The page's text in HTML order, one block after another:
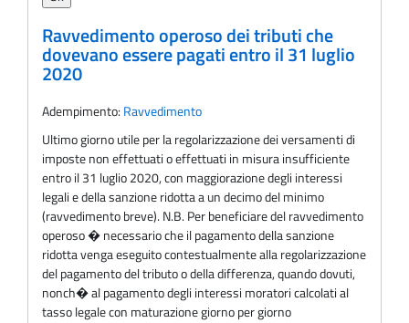
Ravvedimento operoso dei tributi che
dovevano essere pagati entro il 31 luglio
2020
Adempimento: Ravvedimento
Ultimo giorno utile per la regolarizzazione dei versamenti di
imposte non effettuati o effettuati in misura insufficiente
entro il 31 luglio 2020, con maggiorazione degli interessi
legali e della sanzione ridotta a un decimo del minimo
(ravvedimento breve). N.B. Per beneficiare del ravvedimento
operoso � necessario che il pagamento della sanzione
ridotta venga eseguito contestualmente alla regolarizzazione
del pagamento del tributo o della differenza, quando dovuti,
nonch� al pagamento degli interessi moratori calcolati al
tasso legale con maturazione giorno per giorno